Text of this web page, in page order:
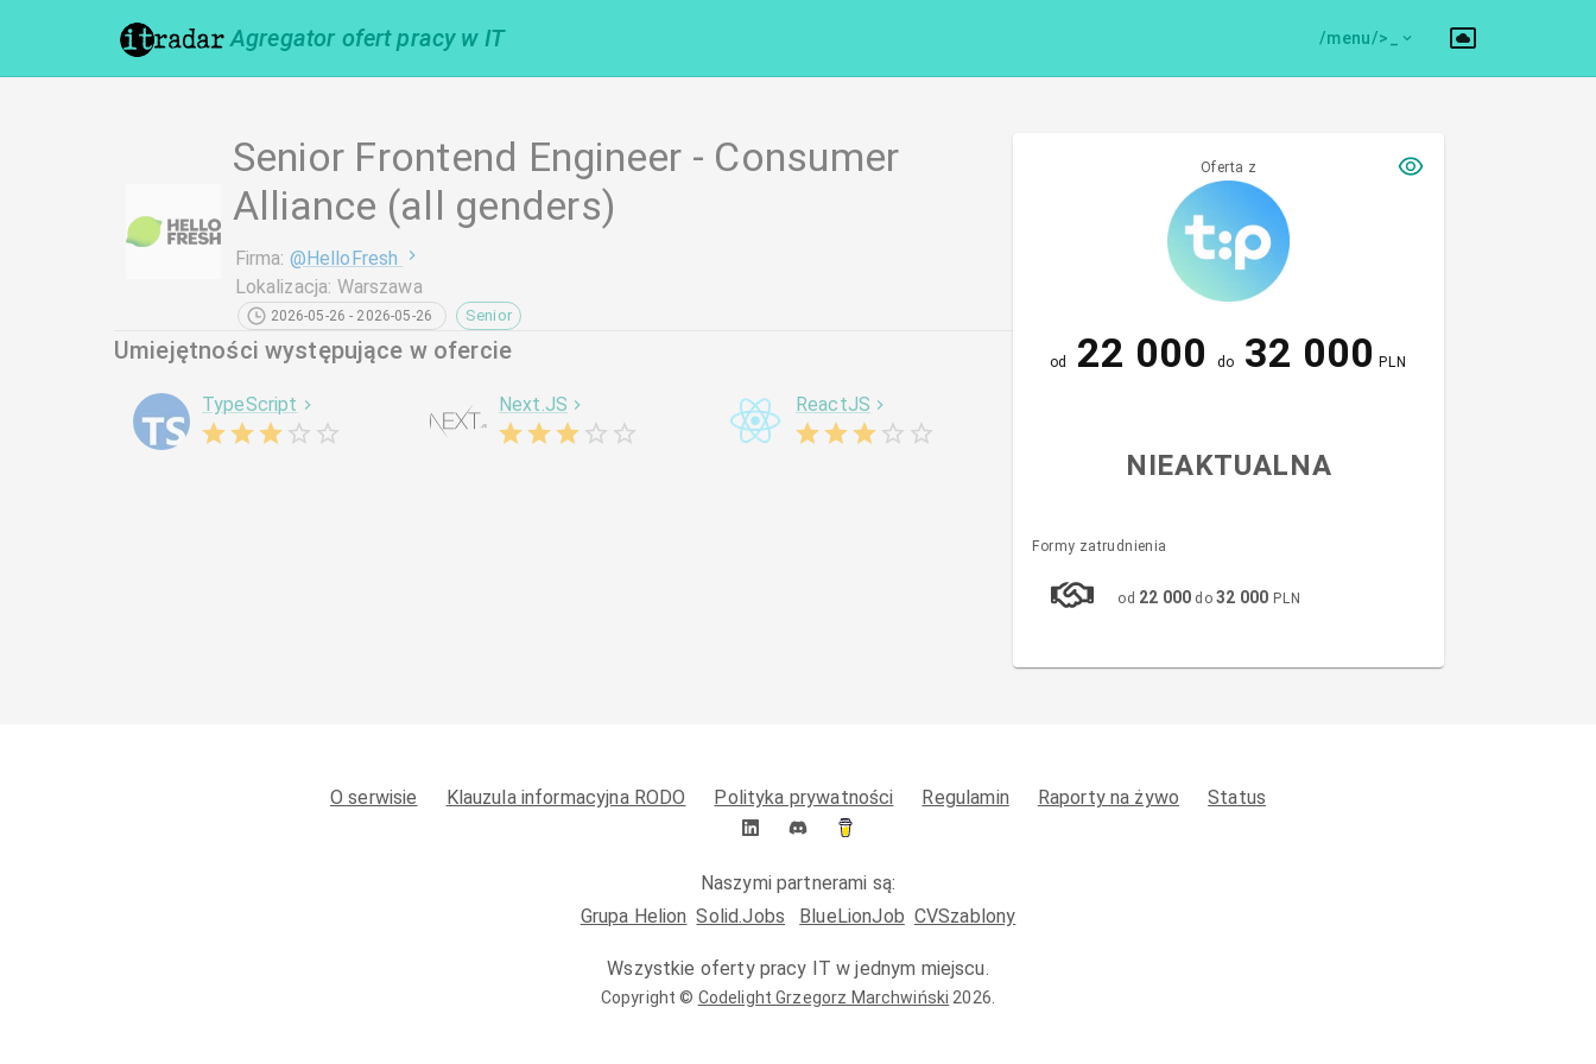
Agregator ofert pracy w IT /menu/>
Senior Frontend Engineer - Consumer
Alliance (all genders)
Firma: @HelloFresh
Lokalizacja: Warszawa
2026-05-26 - 2026-05-26 Senior
Umiejętności występujące w ofercie
TypeScript Next.JS ReactJS
Oferta z
od 22 000 do 32 000 PLN
NIEAKTUALNA
Formy zatrudnienia
od 22 000 do 32 000 PLN
O serwisie Klauzula informacyjna RODO Polityka prywatności Regulamin Raporty na żywo Status
Naszymi partnerami są:
Grupa Helion Solid.Jobs BlueLionJob CVSzablony
Wszystkie oferty pracy IT w jednym miejscu.
Copyright © Codelight Grzegorz Marchwiński 2026.